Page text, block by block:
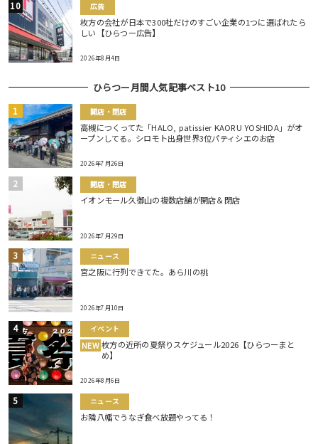
広告
枚方の会社が日本で300社だけのすごい企業の1つに選ばれたら
しい【ひらつー広告】
2026年8月4日
ひらつー月間人気記事ベスト10
開店・閉店
高槻につくってた「HALO, patissier KAORU YOSHIDA」がオ
ープンしてる。シロモト出身世界3位パティシエのお店
2026年7月26日
開店・閉店
イオンモール久御山の複数店舗が開店＆閉店
2026年7月29日
ニュース
宮之阪に行列できてた。あら川の桃
2026年7月10日
イベント
NEW 枚方の近所の夏祭りスケジュール2026【ひらつーまと
め】
2026年8月6日
ニュース
お隣八幡でうなぎ食べ放題やってる！